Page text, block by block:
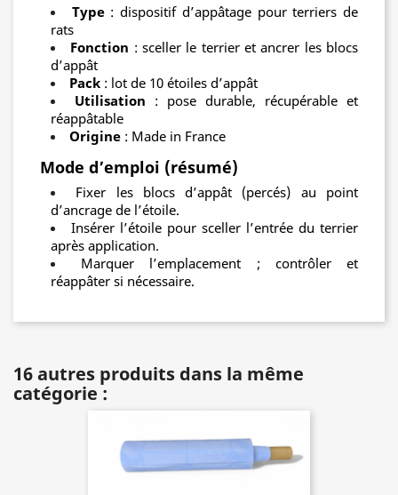
Type: dispositif d’appâtage pour terriers de
rats
Fonction : sceller le terrier et ancrer les blocs
d’appât
Pack : lot de 10 étoiles d’appât
Utilisation : pose durable, récupérable et
réappâtable
Origine : Made in France
Mode d’emploi (résumé)
Fixer les blocs d’appât (percés) au point
d’ancrage de l’étoile.
Insérer l’étoile pour sceller l’entrée du terrier
après application.
Marquer l’emplacement ; contrôler et
réappâter si nécessaire.
16 autres produits dans la même
catégorie :